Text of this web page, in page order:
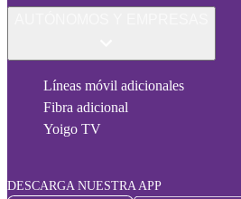
Líneas móvil adicionales
Fibra adicional
Yoigo TV
DESCARGA NUESTRA APP